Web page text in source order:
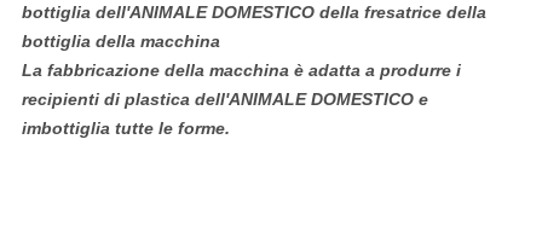
bottiglia dell'ANIMALE DOMESTICO della fresatrice della
bottiglia della macchina
La fabbricazione della macchina è adatta a produrre i
recipienti di plastica dell'ANIMALE DOMESTICO e
imbottiglia tutte le forme.